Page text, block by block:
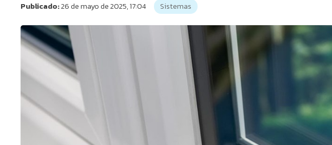
Publicado:26 de mayo de 2025, 17:04 Sistemas